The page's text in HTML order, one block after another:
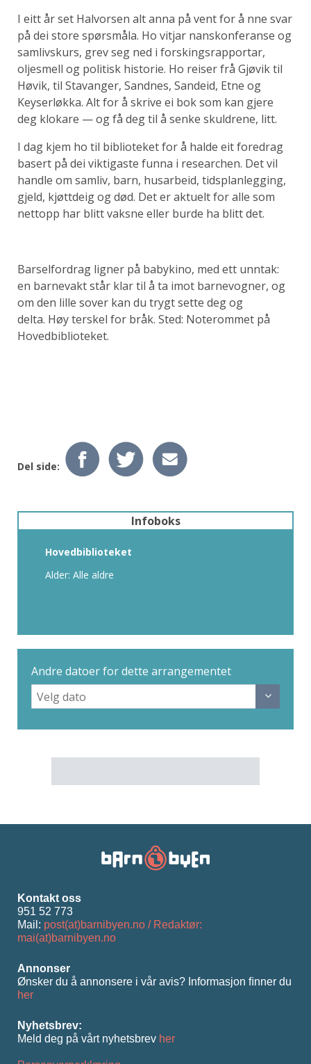
I eitt år set Halvorsen alt anna på vent for å nne svar
på dei store spørsmåla. Ho vitjar nanskonferanse og
samlivskurs, grev seg ned i forskingsrapportar,
oljesmell og politisk historie. Ho reiser frå Gjøvik til
Høvik, til Stavanger, Sandnes, Sandeid, Etne og
Keyserløkka. Alt for å skrive ei bok som kan gjere
deg klokare — og få deg til å senke skuldrene, litt.
I dag kjem ho til biblioteket for å halde eit foredrag
basert på dei viktigaste funna i researchen. Det vil
handle om samliv, barn, husarbeid, tidsplanlegging,
gjeld, kjøttdeig og død. Det er aktuelt for alle som
nettopp har blitt vaksne eller burde ha blitt det.
Barselfordrag ligner på babykino, med ett unntak:
en barnevakt står klar til å ta imot barnevogner, og
om den lille sover kan du trygt sette deg og
delta. Høy terskel for bråk. Sted: Noterommet på
Hovedbiblioteket.
Del side:
Infoboks
Hovedbiblioteket
Alder: Alle aldre
Andre datoer for dette arrangementet
Kontakt oss
951 52 773
Mail: post(at)barnibyen.no / Redaktør:
mai(at)barnibyen.no
Annonser
Ønsker du å annonsere i vår avis? Informasjon ﬁnner du
her
Nyhetsbrev:
Meld deg på vårt nyhetsbrev her